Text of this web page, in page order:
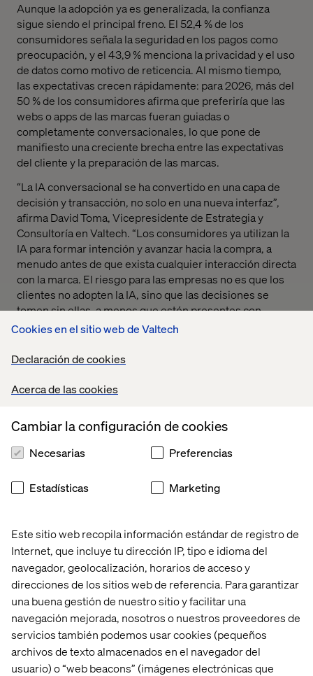
Cookies en el sitio web de Valtech
Declaración de cookies
Acerca de las cookies
Este sitio web recopila información estándar de registro de
Internet, que incluye tu dirección IP, tipo e idioma del
navegador, geolocalización, horarios de acceso y
direcciones de los sitios web de referencia. Para garantizar
una buena gestión de nuestro sitio y facilitar una
navegación mejorada, nosotros o nuestros proveedores de
servicios también podemos usar cookies (pequeños
archivos de texto almacenados en el navegador del
usuario) o “web beacons” (imágenes electrónicas que
Cambiar la configuración de cookies
Necesarias Preferencias
Estadísticas Marketing
Aunque la adopción ya es generalizada, la confianza
sigue siendo el principal freno. El 52,4 % de los
consumidores señala la seguridad en los pagos como
preocupación, y el 43,9 % menciona la privacidad y el uso
de datos como motivo de reticencia. Al mismo tiempo,
las expectativas crecen rápidamente: para 2026, más del
50 % de los consumidores afirma que preferiría que las
webs o apps de las marcas fueran guiadas o
completamente conversacionales, lo que pone de
manifiesto una creciente brecha entre las expectativas
del cliente y la preparación de las marcas.
“La IA conversacional se ha convertido en una capa de
decisión y transacción, no solo en una nueva interfaz”,
afirma David Toma, Vicepresidente de Estrategia y
Consultoría en Valtech. “Los consumidores ya utilizan la
IA para formar intención y avanzar hacia la compra, a
menudo antes de que exista cualquier interacción directa
con la marca. El riesgo para las empresas no es que los
clientes no adopten la IA, sino que las decisiones se
tomen sin ellas, a menos que estén presentes con
soluciones oficiales y fiables en las que los clientes
Según Valtech, las implicaciones van más allá de la
se gestionan la confianza, la responsabilidad y la
IA, especialmente en momentos clave como pagos,
orquestar experiencias conversacionales entre
plataformas de IA y sus propios canales, en lugar de
añade Toma. “Esto ya no es un experimento de futuro.
Está definiendo hoy la relevancia, la preferencia y el
crecimiento comercial”
El informe completo,The Era of Conversational
Commerce, está disponible aquí.here.
Sobre el estudio